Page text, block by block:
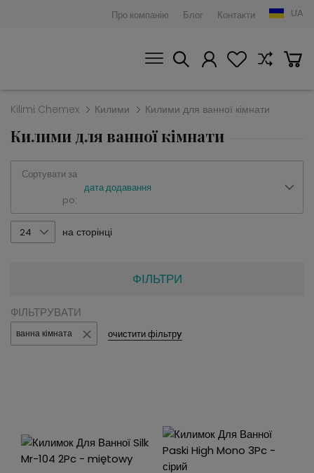
Про компанію Блог Контакти UA
Kilimi Chemex Килими Килими для ванної кімнати
Килими для ванної кімнати
Сортувати за
po:
дата додавання
24 на сторінці
ФІЛЬТРИ
ФІЛЬТРУВАТИ
ванна кімната очистити фільтрy